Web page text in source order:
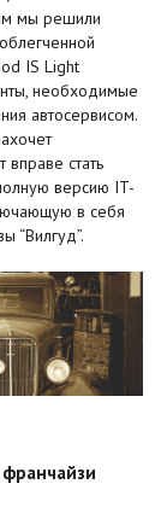
мы решили
IS Light
необходимые
автосервисом.
вправе стать
версию IT-
в себя
“Вилгуд”.